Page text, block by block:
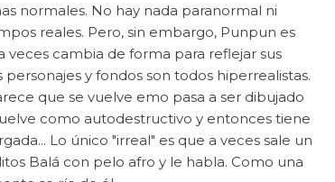
normales. No hay nada paranormal ni
reales. Pero, sin embargo, Punpun es
cambia de forma para reflejar sus
y fondos son todos hiperrealistas.
que se vuelve emo pasa a ser dibujado
como autodestructivo y entonces tiene
Lo único "irreal" es que a veces sale un
Balá con pelo afro y le habla. Como una